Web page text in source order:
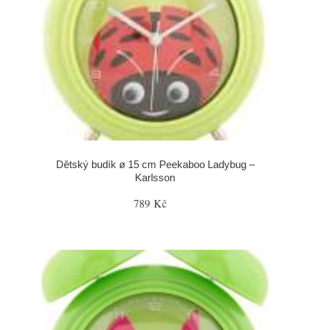
Dětský budík ø 15 cm Peekaboo Ladybug –
Karlsson
789 Kč